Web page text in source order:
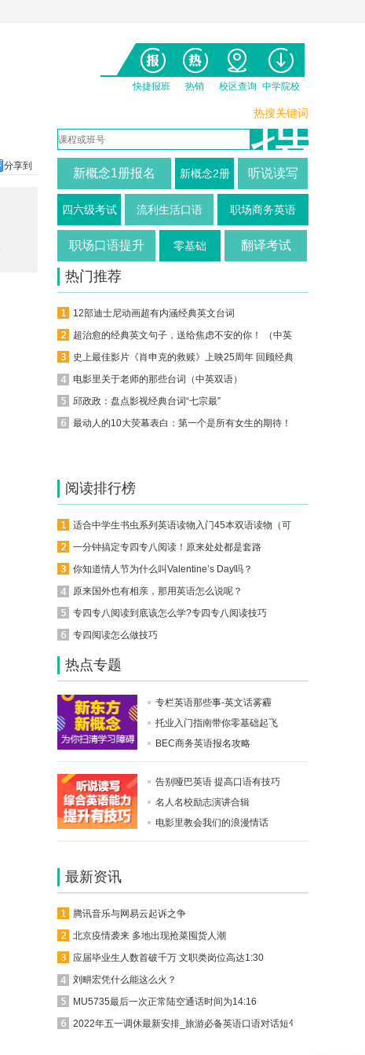
快捷报班
热销 校区查询 中学院校
分享到
热搜关键词
新概念1册报名 新概念2册 听说读写
四六级考试 流利生活口语 职场商务英语
职场口语提升 零基础 翻译考试
热门推荐
12部迪士尼动画超有内涵经典英文台词
电影里关于老师的那些台词（中英双语）
邱政政：盘点影视经典台词“七宗最”
最动人的10大荧幕表白：第一个是所有女生的期待！
阅读排行榜
一分钟搞定专四专八阅读！原来处处都是套路
你知道情人节为什么叫Valentine’s Day吗？
原来国外也有相亲，那用英语怎么说呢？
专四专八阅读到底该怎么学?专四专八阅读技巧
专四阅读怎么做技巧
热点专题
专栏英语那些事-英文话雾霾
托业入门指南带你零基础起飞
BEC商务英语报名攻略
告别哑巴英语 提高口语有技巧
名人名校励志演讲合辑
电影里教会我们的浪漫情话
最新资讯
腾讯音乐与网易云起诉之争
北京疫情袭来 多地出现抢菜囤货人潮
应届毕业生人数首破千万 文职类岗位高达1:30
刘畊宏凭什么能这么火？
MU5735最后一次正常陆空通话时间为14:16
2022年五一调休最新安排_旅游必备英语口语对话短句